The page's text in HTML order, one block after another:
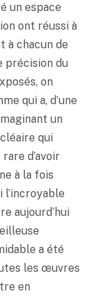
un espace
ont réussi à
à chacun de
précision du
on
qui a, d’une
un
qui
d’avoir
à la fois
l’incroyable
aujourd’hui
a été
les œuvres
en